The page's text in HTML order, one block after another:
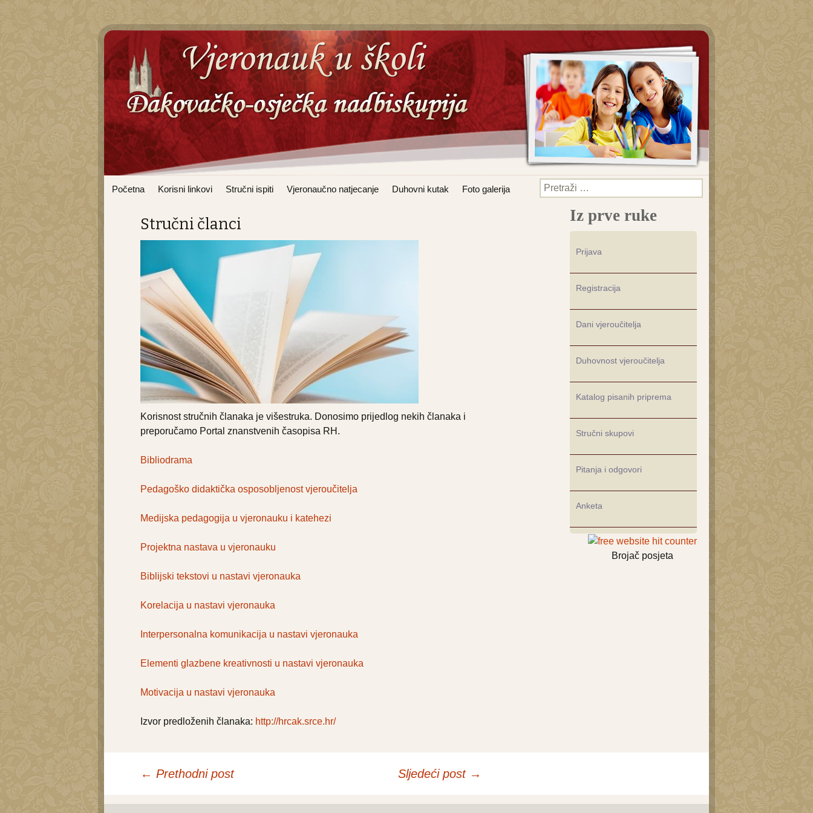
Idi na sadržaj
Početna Korisni linkovi Stručni ispiti Vjeronaučno natjecanje Duhovni kutak Foto galerija Pretraži:
Stručni članci
Korisnost stručnih članaka je višestruka. Donosimo prijedlog nekih članaka i
preporučamo Portal znanstvenih časopisa RH.
Bibliodrama
Pedagoško didaktička osposobljenost vjeroučitelja
Medijska pedagogija u vjeronauku i katehezi
Projektna nastava u vjeronauku
Biblijski tekstovi u nastavi vjeronauka
Korelacija u nastavi vjeronauka
Interpersonalna komunikacija u nastavi vjeronauka
Elementi glazbene kreativnosti u nastavi vjeronauka
Motivacija u nastavi vjeronauka
Izvor predloženih članaka: http://hrcak.srce.hr/
Navigacija postova
← Prethodni post Sljedeći post →
Iz prve ruke
Prijava
Registracija
Dani vjeroučitelja
Duhovnost vjeroučitelja
Katalog pisanih priprema
Stručni skupovi
Pitanja i odgovori
Anketa
Brojač posjeta